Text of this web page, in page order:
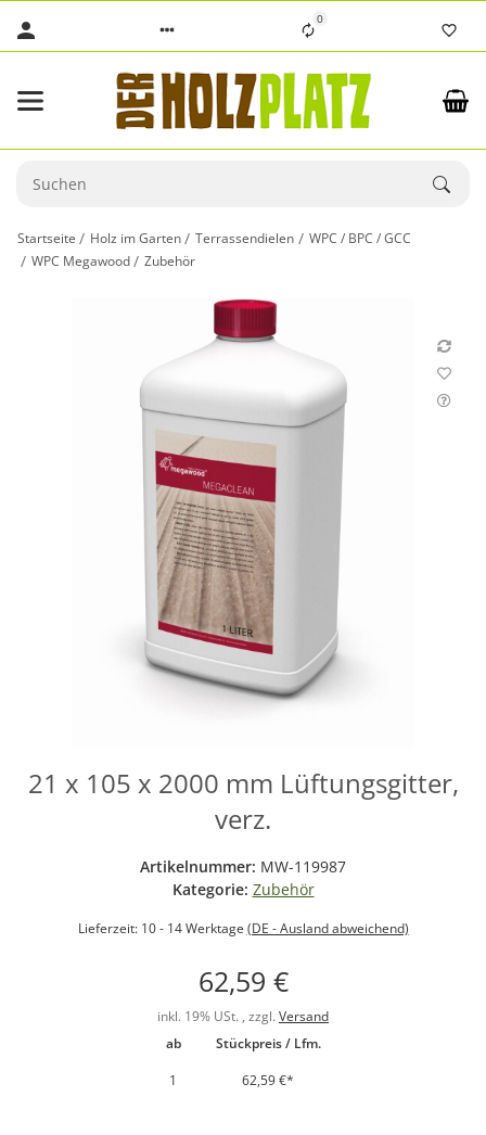
0
Startseite Holz im Garten Terrassendielen
WPC / BPC / GCC
WPC Megawood
Zubehör
21 x 105 x 2000 mm Lüftungsgitter,
verz.
Artikelnummer: MW-119987
Kategorie: Zubehör
Lieferzeit: 10 - 14 Werktage (DE - Ausland abweichend)
62,59 €
inkl. 19% USt. , zzgl. Versand
ab
Stückpreis / Lfm.
1
62,59 €*